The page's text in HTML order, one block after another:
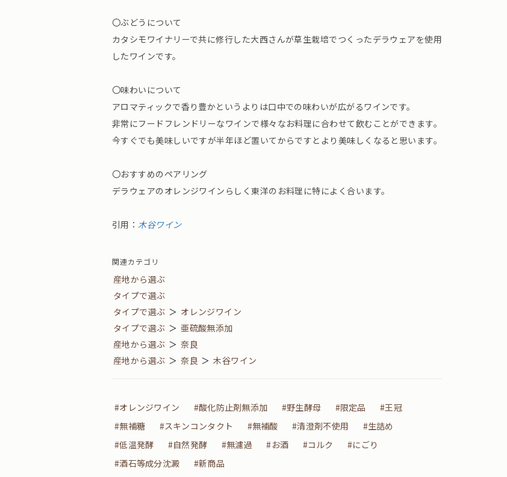
〇ぶどうについて
カタシモワイナリーで共に修行した大西さんが草生栽培でつくったデラウェアを使用
したワインです。
〇味わいについて
アロマティックで香り豊かというよりは口中での味わいが広がるワインです。
非常にフードフレンドリーなワインで様々なお料理に合わせて飲むことができます。
今すぐでも美味しいですが半年ほど置いてからですとより美味しくなると思います。
〇おすすめのペアリング
デラウェアのオレンジワインらしく東洋のお料理に特によく合います。
引用： 木谷ワイン
関連カテゴリ
産地から選ぶ
タイプで選ぶ
タイプで選ぶ ＞ オレンジワイン
タイプで選ぶ ＞ 亜硫酸無添加
産地から選ぶ ＞ 奈良
産地から選ぶ ＞ 奈良 ＞ 木谷ワイン
#オレンジワイン #酸化防止剤無添加 #野生酵母 #限定品
#王冠
#無補糖
#スキンコンタクト #無補酸 #清澄剤不使用
#生詰め
#低温発酵
#自然発酵 #無濾過 #お酒 #コルク
#にごり
#酒石等成分沈澱
#新商品